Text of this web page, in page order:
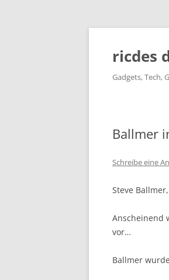
ricdes
Gadgets, Tech,
Ballmer
Schreibe eine
Steve
Anscheinend
vor…
Ballmer